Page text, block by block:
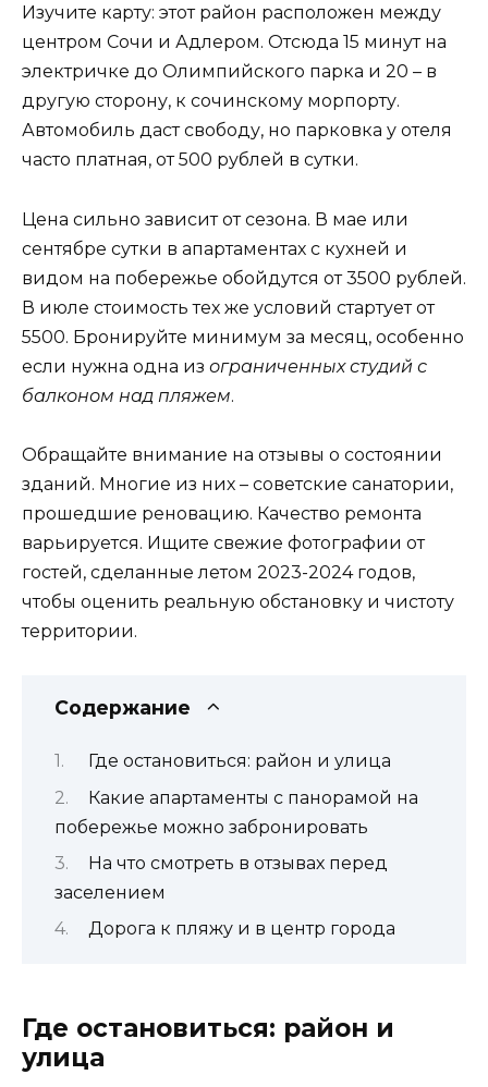
Изучите карту: этот район расположен между
центром Сочи и Адлером. Отсюда 15 минут на
электричке до Олимпийского парка и 20 – в
другую сторону, к сочинскому морпорту.
Автомобиль даст свободу, но парковка у отеля
часто платная, от 500 рублей в сутки.
Цена сильно зависит от сезона. В мае или
сентябре сутки в апартаментах с кухней и
видом на побережье обойдутся от 3500 рублей.
В июле стоимость тех же условий стартует от
5500. Бронируйте минимум за месяц, особенно
если нужна одна из ограниченных студий с
балконом над пляжем.
Обращайте внимание на отзывы о состоянии
зданий. Многие из них – советские санатории,
прошедшие реновацию. Качество ремонта
варьируется. Ищите свежие фотографии от
гостей, сделанные летом 2023-2024 годов,
чтобы оценить реальную обстановку и чистоту
территории.
Содержание
Где остановиться: район и улица
Какие апартаменты с панорамой на
побережье можно забронировать
На что смотреть в отзывах перед
заселением
Дорога к пляжу и в центр города
Где остановиться: район и
улица